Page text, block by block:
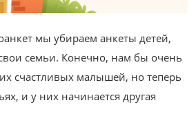
мы убираем анкеты детей,
семьи. Конечно, нам бы очень
счастливых малышей, но теперь
и у них начинается другая